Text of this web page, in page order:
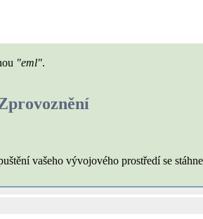
"eml".
vašeho vývojového prostředí se